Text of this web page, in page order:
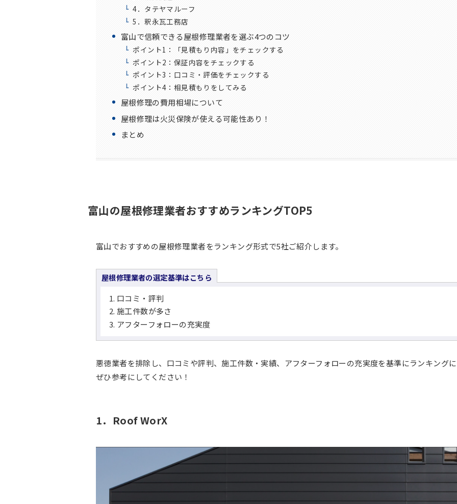
4．タテヤマルーフ
5．釈永瓦工務店
富山で信頼できる屋根修理業者を選ぶ4つのコツ
ポイント1：「見積もり内容」をチェックする
ポイント2：保証内容をチェックする
ポイント3：口コミ・評価をチェックする
ポイント4：相見積もりをしてみる
屋根修理の費用相場について
屋根修理は火災保険が使える可能性あり！
まとめ
富山の屋根修理業者おすすめランキングTOP5
富山でおすすめの屋根修理業者をランキング形式で5社ご紹介します。
屋根修理業者の選定基準はこちら
口コミ・評判
施工件数が多さ
アフターフォローの充実度
悪徳業者を排除し、口コミや評判、施工件数・実績、アフターフォローの充実度を基準にランキング
ぜひ参考にしてください！
1．Roof WorX